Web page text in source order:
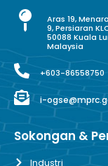
Aras 19,
9, Persiaran
50088 Kuala
Malaysia
+603-86558750
i-
Sokongan &
Industri